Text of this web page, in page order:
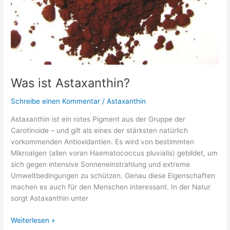
Was ist Astaxanthin?
Schreibe einen Kommentar /Astaxanthin
Astaxanthin ist ein rotes Pigment aus der Gruppe der
Carotinoide – und gilt als eines der stärksten natürlich
vorkommenden Antioxidantien. Es wird von bestimmten
Mikroalgen (allen voran Haematococcus pluvialis) gebildet, um
sich gegen intensive Sonneneinstrahlung und extreme
Umweltbedingungen zu schützen. Genau diese Eigenschaften
machen es auch für den Menschen interessant. In der Natur
sorgt Astaxanthin unter
Was
Weiterlesen »